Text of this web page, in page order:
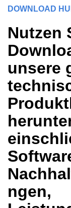
DOWNLOAD
Nutzen
unsere
ngen,